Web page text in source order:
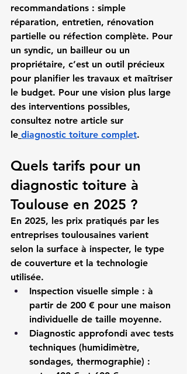
recommandations : simple
réparation, entretien, rénovation
partielle ou réfection complète. Pour
un syndic, un bailleur ou un
propriétaire, c’est un outil précieux
pour planifier les travaux et maîtriser
le budget. Pour une vision plus large
des interventions possibles,
consultez notre article sur
le diagnostic toiture complet.
Quels tarifs pour un
diagnostic toiture à
Toulouse en 2025 ?
En 2025, les prix pratiqués par les
entreprises toulousaines varient
selon la surface à inspecter, le type
de couverture et la technologie
utilisée.
Inspection visuelle simple : à
partir de 200 € pour une maison
individuelle de taille moyenne.
Diagnostic approfondi avec tests
techniques (humidimètre,
sondages, thermographie) :